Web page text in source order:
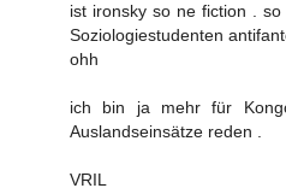
ist ironsky so ne fiction .
Soziologiestudenten
ohh
ich bin ja mehr für
Auslandseinsätze reden .
VRIL